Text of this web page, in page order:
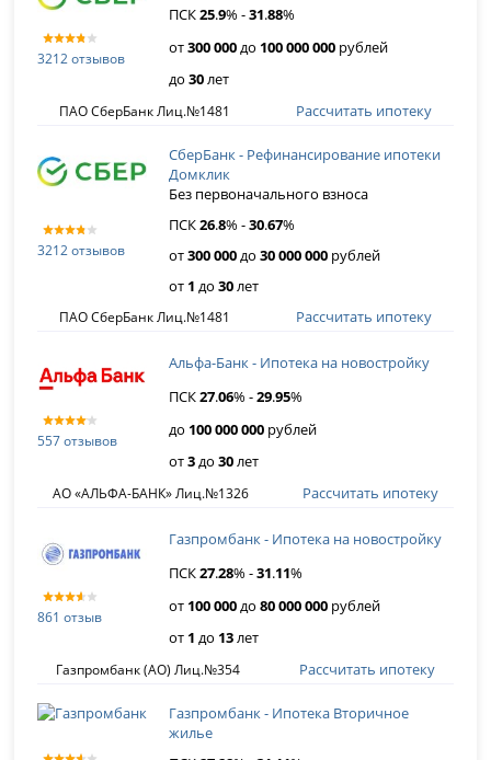
3212 отзывов
ПСК25.9% -31.88%
от300 000до 100 000 000 рублей
до30лет
ПАО СберБанк Лиц.№1481 Рассчитать ипотеку
3212 отзывов
СберБанк - Рефинансирование ипотеки
Домклик
Без первоначального взноса
ПСК26.8% -30.67%
от300 000до30 000 000 рублей
от 1 до30лет
ПАО СберБанк Лиц.№1481 Рассчитать ипотеку
557 отзывов
Альфа-Банк - Ипотека на новостройку
ПСК27.06% -29.95%
до 100 000 000 рублей
от3до30лет
АО «АЛЬФА-БАНК» Лиц.№1326 Рассчитать ипотеку
861 отзыв
Газпромбанк - Ипотека на новостройку
ПСК27.28% -31.11%
от 100 000до80 000 000 рублей
от 1 до 13лет
Газпромбанк (АО) Лиц.№354 Рассчитать ипотеку
Газпромбанк - Ипотека Вторичное
жилье